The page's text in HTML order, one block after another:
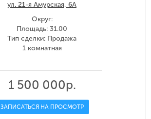
ул. 21-я Амурская, 6А
Округ:
Площадь: 31.00
Тип сделки: Продажа
1 комнатная
1 500 000р.
ЗАПИСАТЬСЯ НА ПРОСМОТР